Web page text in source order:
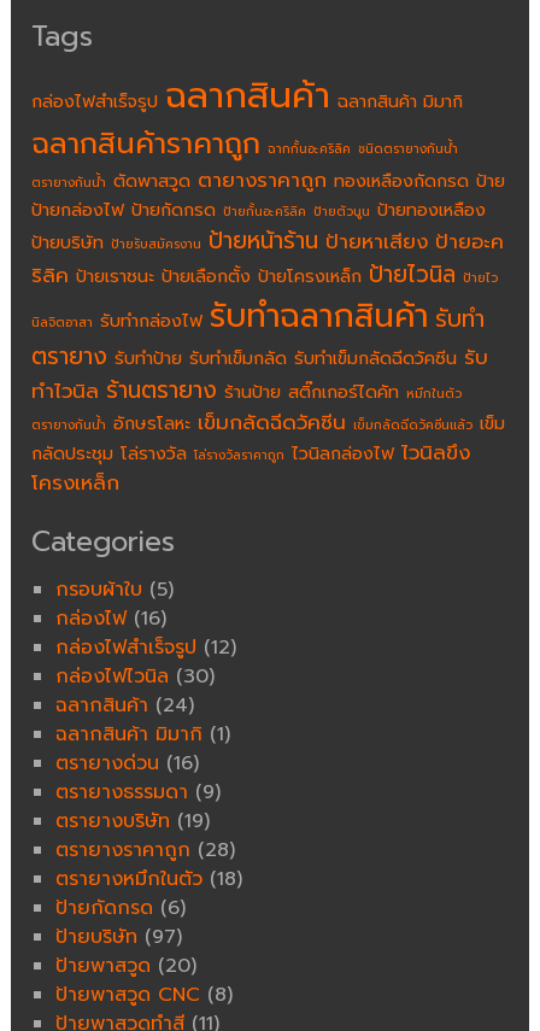
Tags
กล่องไฟสำเร็จรูป ฉลากสินค้า ฉลากสินค้า มิมากิ
ฉลากสินค้าราคาถูก ฉากกั้นอะคริลิค ชนิดตรายางกันน้ำ
ตรายางกันน้ำ ตัดพาสวูด ตายางราคาถูก ทองเหลืองกัดกรด ป้าย
ป้ายกล่องไฟ ป้ายกัดกรด ป้ายกั้นอะคริลิค ป้ายตัวนูน ป้ายทองเหลือง
ป้ายบริษัท ป้ายรับสมัครงาน ป้ายหน้าร้าน ป้ายหาเสียง ป้ายอะค
ริลิค ป้ายเราชนะ ป้ายเลือกตั้ง ป้ายโครงเหล็ก ป้ายไวนิล ป้ายไว
นิลจิตอาสา รับทำกล่องไฟ รับทำฉลากสินค้า รับทำ
ตรายาง รับทำป้าย รับทำเข็มกลัด รับทำเข็มกลัดฉีดวัคซีน รับ
ทำไวนิล ร้านตรายาง ร้านป้าย สติ๊กเกอร์ไดคัท หมึกในตัว
ตรายางกันน้ำ อักษรโลหะ เข็มกลัดฉีดวัคซีน เข็มกลัดฉีดวัคซีนแล้ว เข็ม
กลัดประชุม โล่รางวัล โล่รางวัลราคาถูก ไวนิลกล่องไฟ ไวนิลขึง
โครงเหล็ก
Categories
กรอบผ้าใบ (5)
กล่องไฟ(16)
กล่องไฟสำเร็จรูป (12)
กล่องไฟไวนิล (30)
ฉลากสินค้า (24)
ฉลากสินค้า มิมากิ (1)
ตรายางด่วน (16)
ตรายางธรรมดา (9)
ตรายางบริษัท (19)
ตรายางราคาถูก (28)
ตรายางหมึกในตัว (18)
ป้ายกัดกรด (6)
ป้ายบริษัท (97)
ป้ายพาสวูด (20)
ป้ายพาสวูด CNC (8)
ป้ายพาสวูดทำสี (11)